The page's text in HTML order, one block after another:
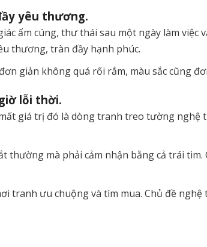
yêu thương.
ấm cúng, thư thái sau một ngày làm việc
thương, tràn đầy hạnh phúc.
giản không quá rối rắm, màu sắc cũng
lỗi thời.
giá trị đó là dòng tranh treo tường
thường mà phải cảm nhận bằng cả trái
ưu chuộng và tìm mua. Chủ đề nghệ